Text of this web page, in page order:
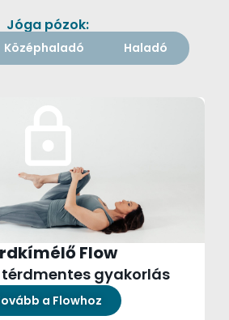
Jóga pózok:
Haladó
Középhaladó
Flow
térdmentes gyakorlás
a Flowhoz